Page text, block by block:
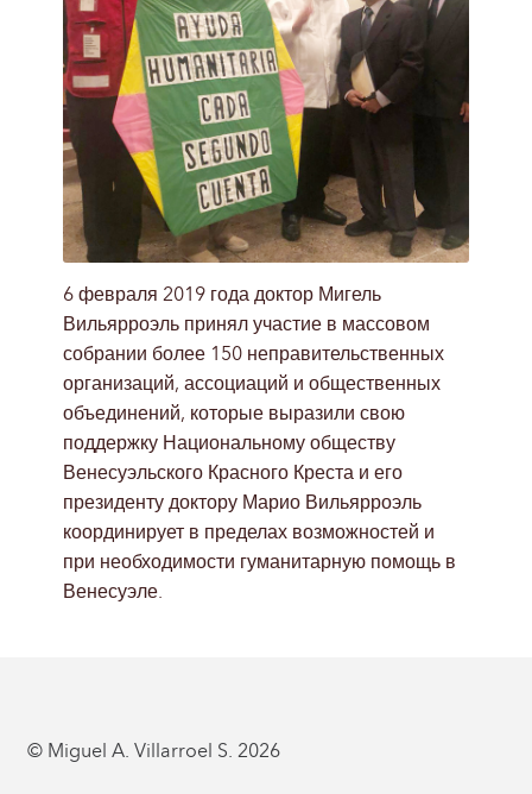
6 февраля 2019 года доктор Мигель
Вильярроэль принял участие в массовом
собрании более 150 неправительственных
организаций, ассоциаций и общественных
объединений, которые выразили свою
поддержку Национальному обществу
Венесуэльского Красного Креста и его
президенту доктору Марио Вильярроэль
координирует в пределах возможностей и
при необходимости гуманитарную помощь в
Венесуэле.
© Miguel A. Villarroel S. 2026